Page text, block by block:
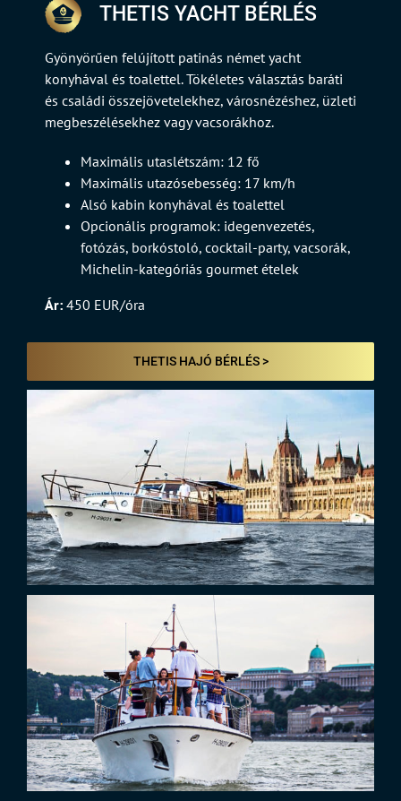
THETIS YACHT BÉRLÉS
Gyönyörűen felújított patinás német yacht
konyhával és toalettel. Tökéletes választás baráti
és családi összejövetelekhez, városnézéshez, üzleti
megbeszélésekhez vagy vacsorákhoz.
Maximális utaslétszám: 12 fő
Maximális utazósebesség: 17 km/h
Alsó kabin konyhával és toalettel
Opcionális programok: idegenvezetés,
fotózás, borkóstoló, cocktail-party, vacsorák,
Michelin-kategóriás gourmet ételek
Ár: 450 EUR/óra
THETIS HAJÓ BÉRLÉS >